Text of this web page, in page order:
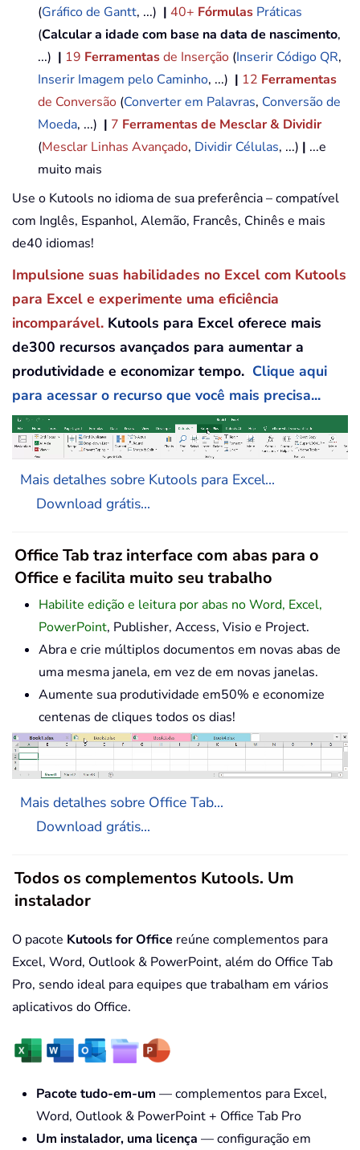
(Gráfico de Gantt, ...) | 40+ Fórmulas Práticas
(Calcular a idade com base na data de nascimento,
...) | 19 Ferramentasde Inserção (Inserir Código QR,
Inserir Imagem pelo Caminho, ...) | 12 Ferramentas
de Conversão (Converter em Palavras, Conversão de
Moeda, ...) | 7 Ferramentas de Mesclar & Dividir
(Mesclar Linhas Avançado, Dividir Células, ...) | ...e
muito mais
Use o Kutools no idioma de sua preferência – compatível
com Inglês, Espanhol, Alemão, Francês, Chinês e mais
de40 idiomas!
Impulsione suas habilidades no Excel com Kutools
para Excel e experimente uma eficiência
incomparável. Kutools para Excel oferece mais
de300 recursos avançados para aumentar a
produtividade e economizar tempo. Clique aqui
para acessar o recurso que você mais precisa...
Mais detalhes sobre Kutools para Excel...
Download grátis...
Office Tab traz interface com abas para o
Office e facilita muito seu trabalho
Habilite edição e leitura por abas no Word, Excel,
PowerPoint, Publisher, Access, Visio e Project.
Abra e crie múltiplos documentos em novas abas de
uma mesma janela, em vez de em novas janelas.
Aumente sua produtividade em50% e economize
centenas de cliques todos os dias!
Mais detalhes sobre Office Tab...
Download grátis...
Todos os complementos Kutools. Um
instalador
O pacote Kutools for Office reúne complementos para
Excel, Word, Outlook & PowerPoint, além do Office Tab
Pro, sendo ideal para equipes que trabalham em vários
aplicativos do Office.
Pacote tudo-em-um — complementos para Excel,
Word, Outlook & PowerPoint + Office Tab Pro
Um instalador, uma licença — configuração em